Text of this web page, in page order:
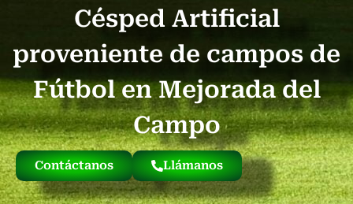
Césped Artificial
proveniente de campos de
Fútbol en Mejorada del
Campo
Contáctanos Llámanos